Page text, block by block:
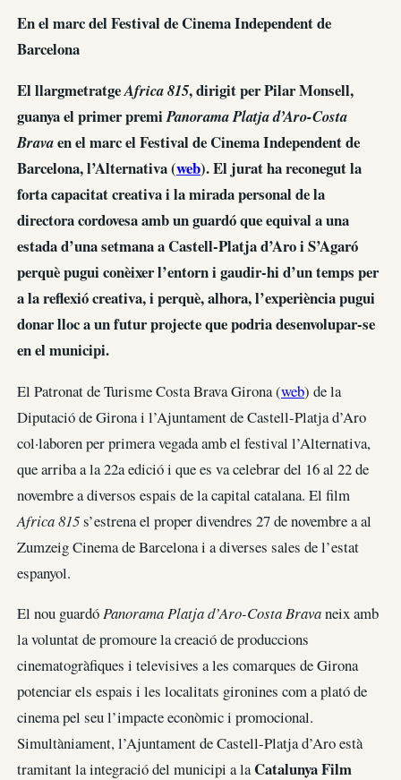
En el marc del Festival de Cinema Independent de
Barcelona
El llargmetratgeAfrica 815, dirigit per Pilar Monsell,
guanya el primer premiPanorama Platja d’Aro-Costa
Bravaen el marc el Festival de Cinema Independent de
Barcelona, l’Alternativa (web). El jurat ha reconegut la
forta capacitat creativa i la mirada personal de la
directora cordovesa amb un guardó que equival a una
estada d’una setmana a Castell-Platja d’Aro i S’Agaró
perquè pugui conèixer l’entorn i gaudir-hi d’un temps per
a la reflexió creativa, i perquè, alhora, l’experiència pugui
donar lloc a un futur projecte que podria desenvolupar-se
en el municipi.
El Patronat de Turisme Costa Brava Girona (web) de la
Diputació de Girona i l’Ajuntament de Castell-Platja d’Aro
col·laboren per primera vegada amb el festival l’Alternativa,
que arriba a la 22a edició i que es va celebrar del 16 al 22 de
novembre a diversos espais de la capital catalana. El film
Africa 815s’estrena el proper divendres 27 de novembre a al
Zumzeig Cinema de Barcelona i a diverses sales de l’estat
espanyol.
El nou guardóPanorama Platja d’Aro-Costa Bravaneix amb
la voluntat de promoure la creació de produccions
cinematogràfiques i televisives a les comarques de Girona
potenciar els espais i les localitats gironines com a plató de
cinema pel seu l’impacte econòmic i promocional.
Simultàniament, l’Ajuntament de Castell-Platja d’Aro està
tramitant la integració del municipi a laCatalunya Film